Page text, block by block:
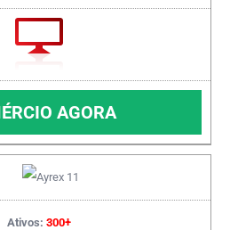
AGORA
Ativos: 300+